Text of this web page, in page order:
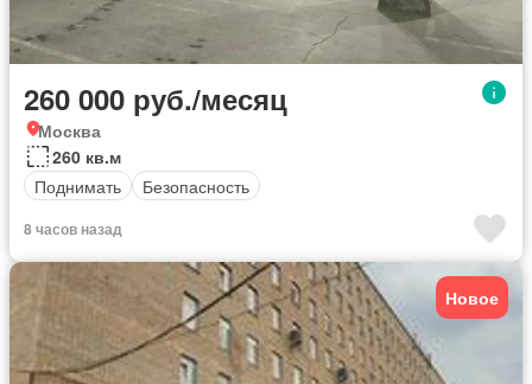
260 000 руб./месяц
Москва
260 кв.м
Поднимать
Безопасность
8 часов назад
Новое